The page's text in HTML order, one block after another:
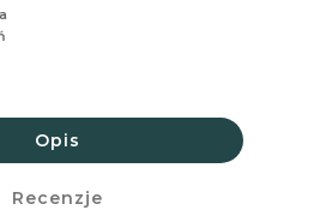
Opis
Recenzje